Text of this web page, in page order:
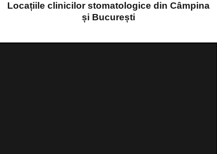
Locațiile clinicilor stomatologice din Câmpina
și București